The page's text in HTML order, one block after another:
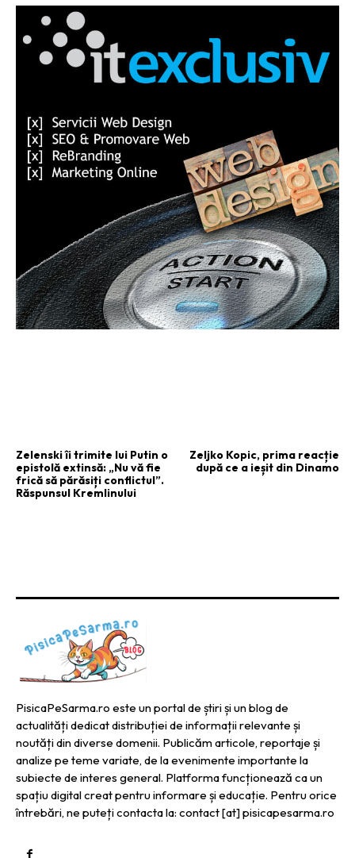
Zelenski îi trimite lui Putin o
epistolă extinsă: „Nu vă fie
frică să părăsiți conflictul”.
Răspunsul Kremlinului
Zeljko Kopic, prima reacție
după ce a ieșit din Dinamo
PisicaPeSarma.ro este un portal de știri și un blog de
actualități dedicat distribuției de informații relevante și
noutăți din diverse domenii. Publicăm articole, reportaje și
analize pe teme variate, de la evenimente importante la
subiecte de interes general. Platforma funcționează ca un
spațiu digital creat pentru informare și educație. Pentru orice
întrebări, ne puteți contacta la: contact [at] pisicapesarma.ro